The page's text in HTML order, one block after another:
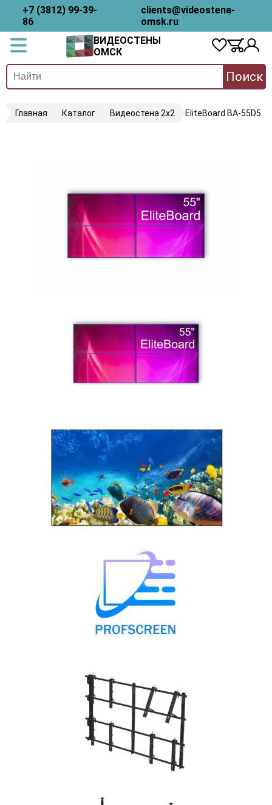
+7 (3812) 99-39-
86
clients@videostena-
omsk.ru
ВИДЕОСТЕНЫ
ОМСК
Поиск
Главная Каталог Видеостена 2x2 EliteBoard BA-55D5